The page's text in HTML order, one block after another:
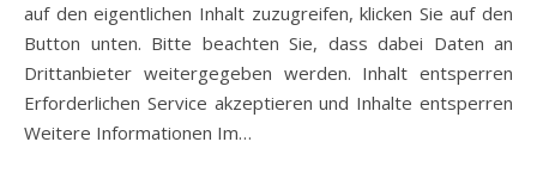
auf den eigentlichen Inhalt zuzugreifen, klicken Sie auf den
Button unten. Bitte beachten Sie, dass dabei Daten an
Drittanbieter weitergegeben werden. Inhalt entsperren
Erforderlichen Service akzeptieren und Inhalte entsperren
Weitere Informationen Im…